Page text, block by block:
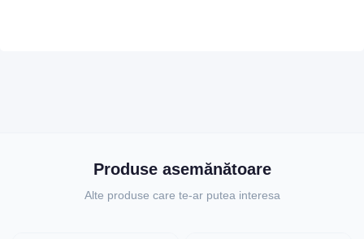
Produse asemănătoare
Alte produse care te-ar putea interesa